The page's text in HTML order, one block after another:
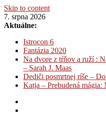
Skip to content
7. srpna 2026
Aktuálne:
Istrocon 6
Fantázia 2020
Na dvore z tŕňov a ruží :
– Sarah J. Maas
Dediči posmrtnej ríše –
Katja – Prebudená mágia: